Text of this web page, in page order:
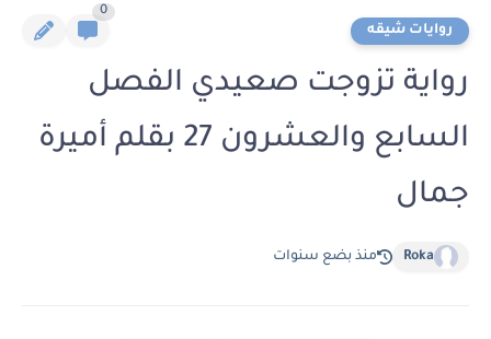
روايات شيقه
0
رواية تزوجت صعيدي الفصل
السابع والعشرون 27 بقلم أميرة
جمال
Roka منذ بضع سنوات